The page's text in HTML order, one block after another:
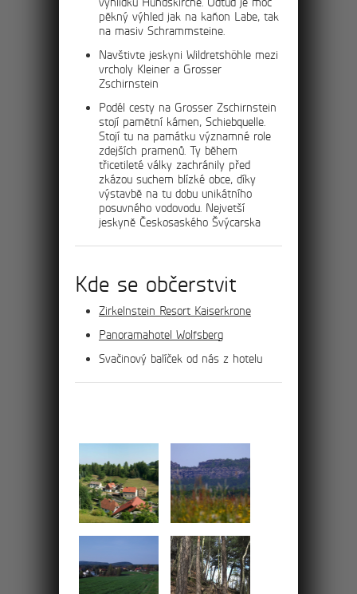
Průvodce Velkými
Tiskými stěnami
Do skalního města Tiských stěn
vstupujeme od kostela sv. Anny v Tisé.
Průvodce Malými
Tiskými stěnami
historických pohlednic
Po hřebenu masivů
pěkný výhled jak na kaňon Labe, tak
na masiv Schrammsteine.
Navštivte jeskyni Wildretshöhle mezi
vrcholy Kleiner a Grosser
Zschirnstein
Podél cesty na Grosser Zschirnstein
stojí pamětní kámen, Schiebquelle.
Stojí tu na památku významné role
zdejších pramenů. Ty během
třicetileté války zachránily před
zkázou suchem blízké obce, díky
výstavbě na tu dobu unikátního
posuvného vodovodu. Nejvetší
jeskyně Českosaského Švýcarska
Kde se občerstvit
Zirkelnstein Resort Kaiserkrone
Panoramahotel Wolfsberg
Svačinový balíček od nás z hotelu